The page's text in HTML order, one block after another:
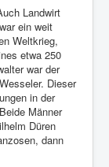
Landwirt
ein weit
Weltkrieg,
etwa 250
war der
Dieser
in der
Männer
Düren
dann